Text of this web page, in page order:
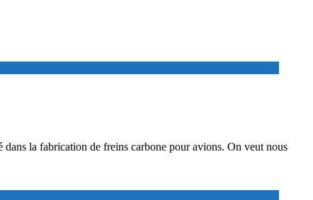
dans la fabrication de freins carbone pour avions. On veut nous